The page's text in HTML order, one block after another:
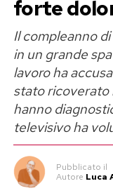
Il rapporto tra
aveva
Islandnel 2023,
saghe
anni di
telecamere,
nella Casa del
tentativo di
reality.
forte
Il compleanno
in un grande
lavoro ha
stato ricoverato
hanno
televisivo ha
Pubblicato il
Autore Luca